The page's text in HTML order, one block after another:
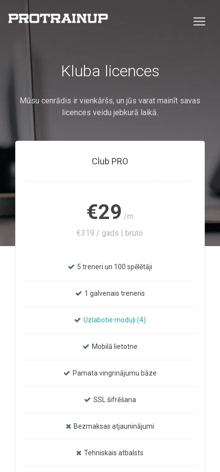
Kluba licences
Mūsu cenrādis ir vienkāršs, un jūs varat mainīt savas
licences veidu jebkurā laikā.
Club PRO
€29 /m
€319 / gads | bruto
5 treneri un 100 spēlētāji
1 galvenais treneris
Uzlabotie moduļi (4)
Mobilā lietotne
Pamata vingrinājumu bāze
SSL šifrēšana
Bezmaksas atjauninājumi
Tehniskais atbalsts